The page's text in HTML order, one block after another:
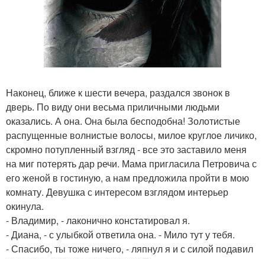
Наконец, ближе к шести вечера, раздался звонок в
дверь. По виду они весьма приличными людьми
оказались. А она. Она была бесподобна! Золотистые
распущенные волнистые волосы, милое круглое личико,
скромно потупленный взгляд - все это заставило меня
на миг потерять дар речи. Мама пригласила Петровича с
его женой в гостиную, а нам предложила пройти в мою
комнату. Девушка с интересом взглядом интерьер
окинула.
- Владимир, - лаконично констатировал я.
- Диана, - с улыбкой ответила она. - Мило тут у тебя.
- Спасибо, ты тоже ничего, - ляпнул я и с силой подавил